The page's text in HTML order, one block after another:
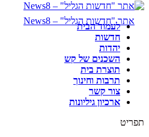
לעמוד הבית
חדשות
יהדות
השכנים של קש
תוצרת בית
תרבות וחינוך
צור קשר
ארכיון גיליונות
תפריט